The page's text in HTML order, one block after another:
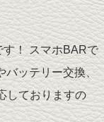
！ スマホBARで
バッテリー交換、
しておりますの